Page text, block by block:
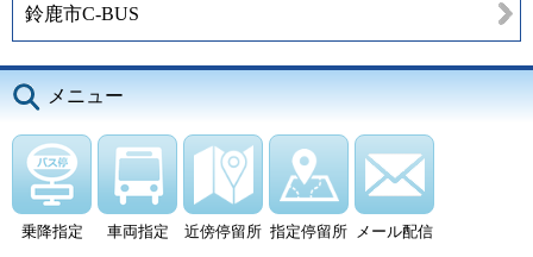
鈴鹿市C-BUS
メニュー
乗降指定 車両指定 近傍停留所 指定停留所 メール配信